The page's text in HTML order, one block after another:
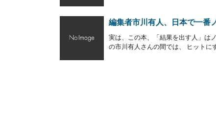
編集者市川有人、日本で一番
実は、この本、「結果を出す人」は
の市川有人さんの間では、 ヒットに